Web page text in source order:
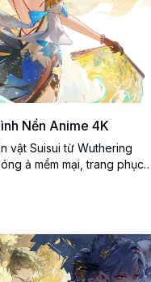
Nền Anime 4K
vật Suisui từ Wuthering
ả mềm mại, trang phục